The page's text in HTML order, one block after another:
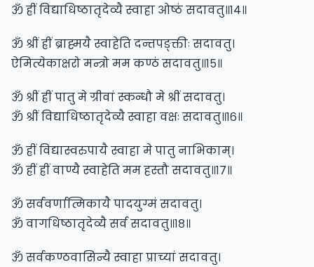
ॐ ह्रीं विद्याधिष्ठातृदेव्यै स्वाहा ओष्ठं सदावतु॥१४॥
ॐ श्रीं ह्रीं ब्राह्मयै स्वाहेति दन्तपङ्क्तीः सदावतु।
ऐमित्येकाक्षरो मन्त्रो मम कण्ठं सदावतु॥१५॥
ॐ श्रीं ह्रीं पातु मे ग्रीवां स्कन्धौ मे श्रीं सदावतु।
ॐ श्रीं विद्याधिष्ठातृदेव्यै स्वाहा वक्षः सदावतु॥१६॥
ॐ ह्रीं विद्यास्वरुपायै स्वाहा मे पातु नाभिकाम्।
ॐ ह्रीं ह्रीं वाण्यै स्वाहेति मम हस्तौ सदावतु॥१७॥
ॐ सर्ववर्णात्मिकायै पादयुग्मं सदावतु।
ॐ वागधिष्ठातृदेव्यै सर्व सदावतु॥१८॥
ॐ सर्वकण्ठवासिन्यै स्वाहा प्राच्यां सदावतु।